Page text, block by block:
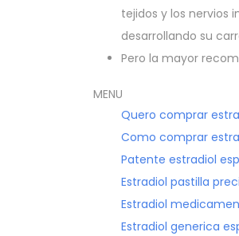
tejidos y los nervios
desarrollando su
Pero la mayor
MENU
Quero comprar
Como comprar
Patente estradiol
Estradiol pastilla
Estradiol
Estradiol generica